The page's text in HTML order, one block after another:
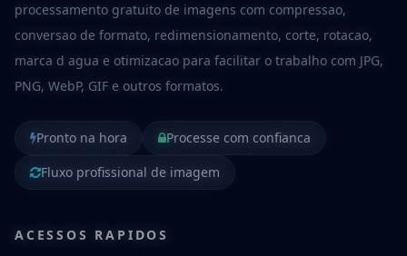
processamento gratuito de imagens com compressao,
conversao de formato, redimensionamento, corte, rotacao,
marca d agua e otimizacao para facilitar o trabalho com JPG,
PNG, WebP, GIF e outros formatos.
Pronto na hora
Processe com confianca
Fluxo profissional de imagem
ACESSOS RAPIDOS